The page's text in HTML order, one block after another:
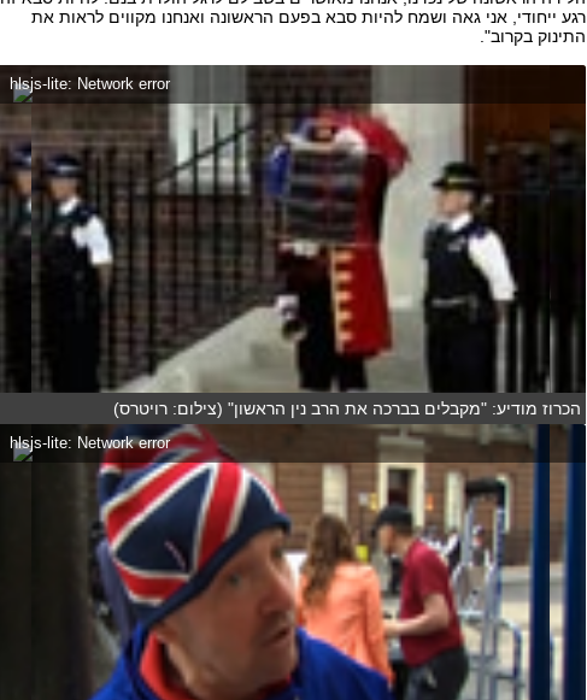
רגע ייחודי, אני גאה ושמח להיות סבא בפעם הראשונה ואנחנו מקווים לראות את
התינוק בקרוב".
hlsjs-lite: Network error
הכרוז מודיע: "מקבלים בברכה את הרב נין הראשון" (צילום: רויטרס)
hlsjs-lite: Network error